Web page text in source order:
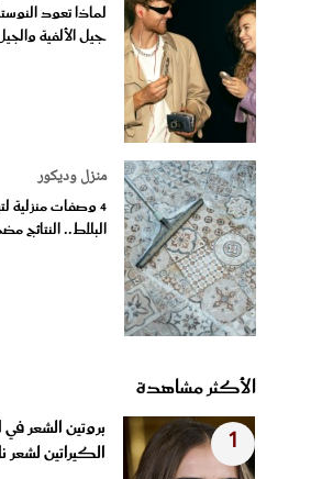
لماذا تعود
جيل الألفية
منزل وديكور
4 وصفات منزلية
البلاط.. النتائج
الأكثر مشاهدة
1
بروتين الشعر
الكيراتين لشعر